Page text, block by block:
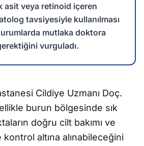
asit veya retinoid içeren
tavsiyesiyle kullanılması
mutlaka doktora
vurguladı.
Cildiye Uzmanı Doç.
burun bölgesinde sık
doğru cilt bakımı ve
altına alınabileceğini